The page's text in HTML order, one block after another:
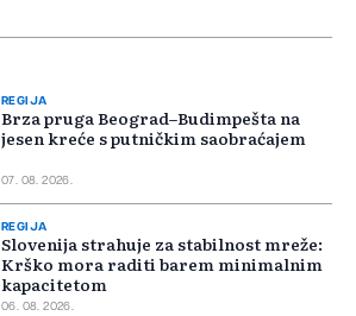
REGIJA
Brza pruga Beograd–Budimpešta na
jesen kreće s putničkim saobraćajem
07. 08. 2026.
REGIJA
Slovenija strahuje za stabilnost mreže:
Krško mora raditi barem minimalnim
kapacitetom
06. 08. 2026.